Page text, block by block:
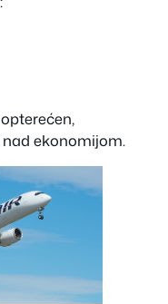
ekonomijom.